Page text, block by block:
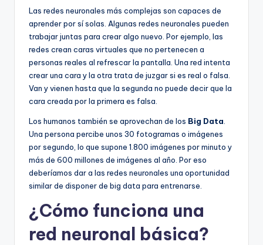
Las redes neuronales más complejas son capaces de
aprender por sí solas. Algunas redes neuronales pueden
trabajar juntas para crear algo nuevo. Por ejemplo, las
redes crean caras virtuales que no pertenecen a
personas reales al refrescar la pantalla. Una red intenta
crear una cara y la otra trata de juzgar si es real o falsa.
Van y vienen hasta que la segunda no puede decir que la
cara creada por la primera es falsa.
Los humanos también se aprovechan de los Big Data
Una persona percibe unos 30 fotogramas o imágenes
por segundo, lo que supone 1.800 imágenes por minuto y
más de 600 millones de imágenes al año. Por eso
deberíamos dar a las redes neuronales una oportunidad
similar de disponer de big data para entrenarse.
¿Cómo funciona una
red neuronal básica?